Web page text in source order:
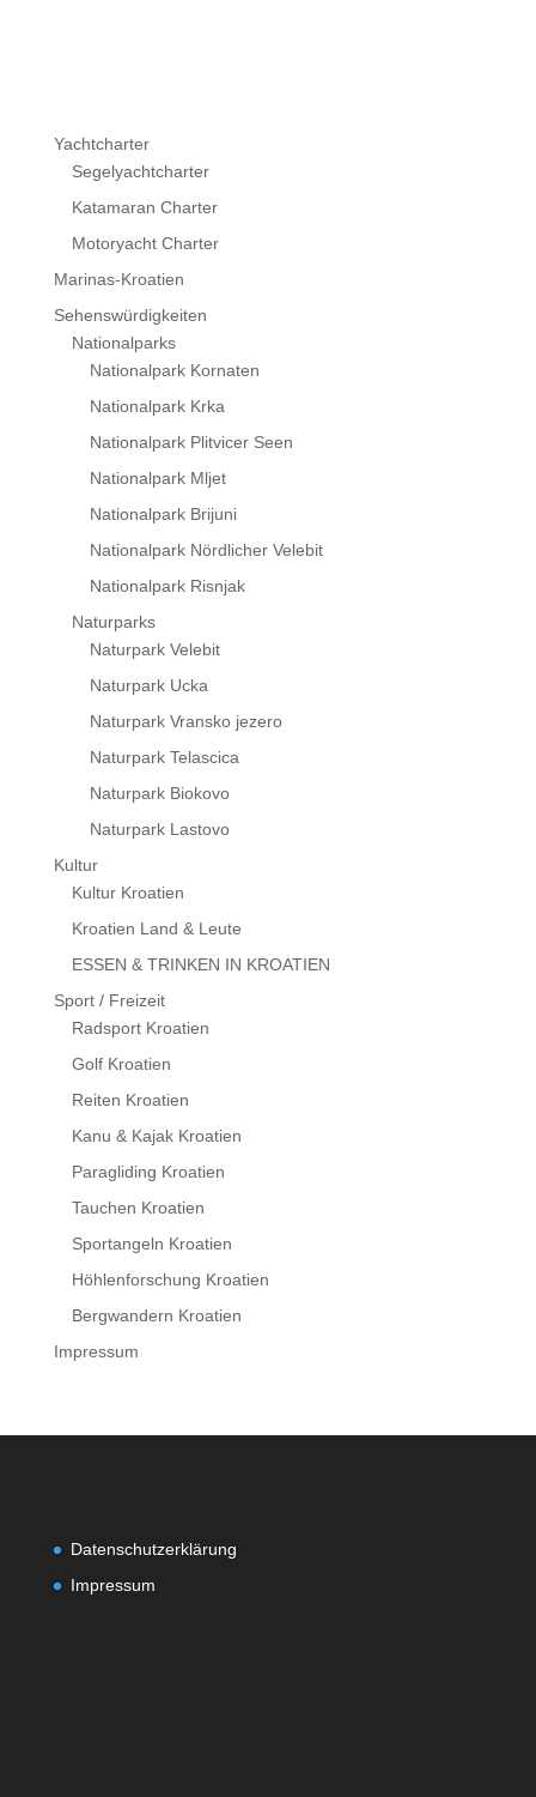
Yachtcharter
Segelyachtcharter
Katamaran Charter
Motoryacht Charter
Marinas-Kroatien
Sehenswürdigkeiten
Nationalparks
Nationalpark Kornaten
Nationalpark Krka
Nationalpark Plitvicer Seen
Nationalpark Mljet
Nationalpark Brijuni
Nationalpark Nördlicher Velebit
Nationalpark Risnjak
Naturparks
Naturpark Velebit
Naturpark Ucka
Naturpark Vransko jezero
Naturpark Telascica
Naturpark Biokovo
Naturpark Lastovo
Kultur
Kultur Kroatien
Kroatien Land & Leute
ESSEN & TRINKEN IN KROATIEN
Sport / Freizeit
Radsport Kroatien
Golf Kroatien
Reiten Kroatien
Kanu & Kajak Kroatien
Paragliding Kroatien
Tauchen Kroatien
Sportangeln Kroatien
Höhlenforschung Kroatien
Bergwandern Kroatien
Impressum
Datenschutzerklärung
Impressum